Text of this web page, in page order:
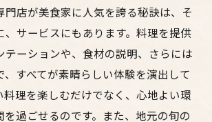
門店が美食家に人気を誇る秘訣は、そ
、サービスにもあります。料理を提供
テーションや、食材の説明、さらには
、すべてが素晴らしい体験を演出して
料理を楽しむだけでなく、心地よい環
を過ごせるのです。また、地元の旬の